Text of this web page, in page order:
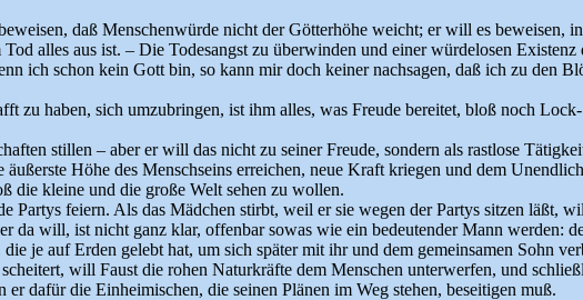
daß Menschenwürde nicht der Götterhöhe weicht; er will es beweisen,
alles aus ist. – Die Todesangst zu überwinden und einer würdelosen Existenz
ich schon kein Gott bin, so kann mir doch keiner nachsagen, daß ich zu den
zu haben, sich umzubringen, ist ihm alles, was Freude bereitet, bloß noch
stillen – aber er will das nicht zu seiner Freude, sondern als rastlose
Höhe des Menschseins erreichen, neue Kraft kriegen und dem
die kleine und die große Welt sehen zu wollen.
feiern. Als das Mädchen stirbt, weil er sie wegen der Partys sitzen läßt,
da will, ist nicht ganz klar, offenbar sowas wie ein bedeutender Mann werden:
je auf Erden gelebt hat, um sich später mit ihr und dem gemeinsamen Sohn
will Faust die rohen Naturkräfte dem Menschen unterwerfen, und
dafür die Einheimischen, die seinen Plänen im Weg stehen, beseitigen muß.